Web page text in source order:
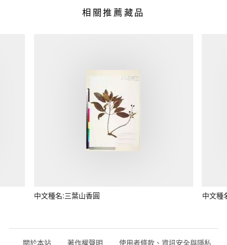
相關推薦藏品
中文種名:三葉山香圓 中文種
關於本站 著作權聲明 使用者條款、資訊安全與隱私